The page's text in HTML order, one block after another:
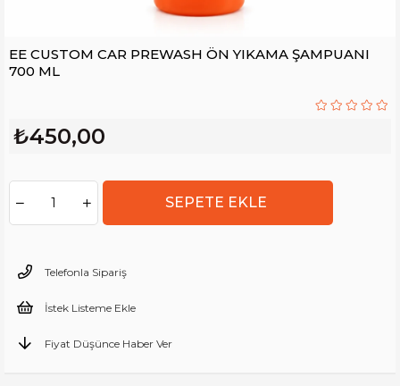
EE CUSTOM CAR PREWASH ÖN YIKAMA ŞAMPUANI
700 ML
₺450,00
Telefonla Sipariş
İstek Listeme Ekle
Fiyat Düşünce Haber Ver